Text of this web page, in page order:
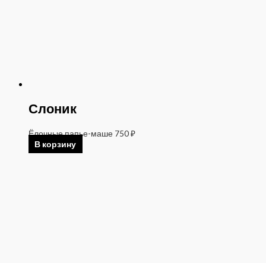
Слоник
Ёлочные папье-маше 750₽
В корзину